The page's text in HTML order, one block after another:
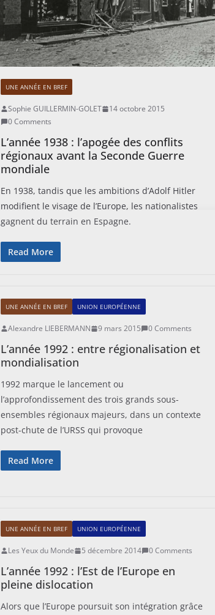
UNE ANNÉE EN BREF
Sophie GUILLERMIN-GOLET
14 octobre 2015
0 Comments
L’année 1938 : l’apogée des conflits
régionaux avant la Seconde Guerre
mondiale
En 1938, tandis que les ambitions d’Adolf Hitler
modifient le visage de l’Europe, les nationalistes
gagnent du terrain en Espagne.
Read More
UNE ANNÉE EN BREF UNION EUROPÉENNE
Alexandre LIEBERMANN 9 mars 2015 0 Comments
L’année 1992 : entre régionalisation et
mondialisation
1992 marque le lancement ou
l’approfondissement des trois grands sous-
ensembles régionaux majeurs, dans un contexte
post-chute de l’URSS qui provoque
Read More
UNE ANNÉE EN BREF UNION EUROPÉENNE
Les Yeux du Monde 5 décembre 2014 0 Comments
L’année 1992 : l’Est de l’Europe en
pleine dislocation
Alors que l’Europe poursuit son intégration grâce